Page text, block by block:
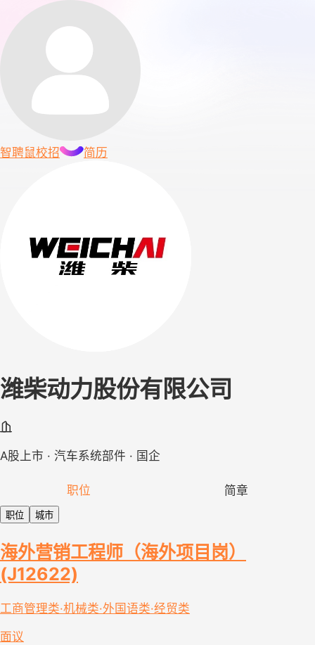
智聘鼠校招 简历
潍柴动力股份有限公司
A股上市 · 汽车系统部件 · 国企
职位 简章
职位 城市
海外营销工程师（海外项目岗）
(J12622)
工商管理类·机械类·外国语类·经贸类
面议